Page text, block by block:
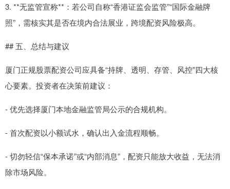
3. **无监管宣称**：若公司自称“香港证监会监管”“国际金融牌
照”，需核实其是否在境内合法展业，跨境配资风险极高。
## 五、总结与建议
厦门正规股票配资公司应具备“持牌、透明、存管、风控”四大核
心要素。投资者在决策前建议：
- 优先选择厦门本地金融监管局公示的合规机构。
- 首次配资以小额试水，确认出入金流程顺畅。
- 切勿轻信“保本承诺”或“内部消息”，配资只能放大收益，无法消
除市场风险。